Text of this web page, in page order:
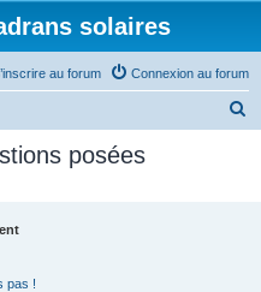
solaires
Connexion au forum
au forum
posées
pas !